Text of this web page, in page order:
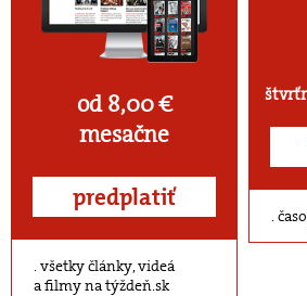
od 8,00 €
mesačne
predplatiť
všetky články, videá
a filmy na týždeň.sk